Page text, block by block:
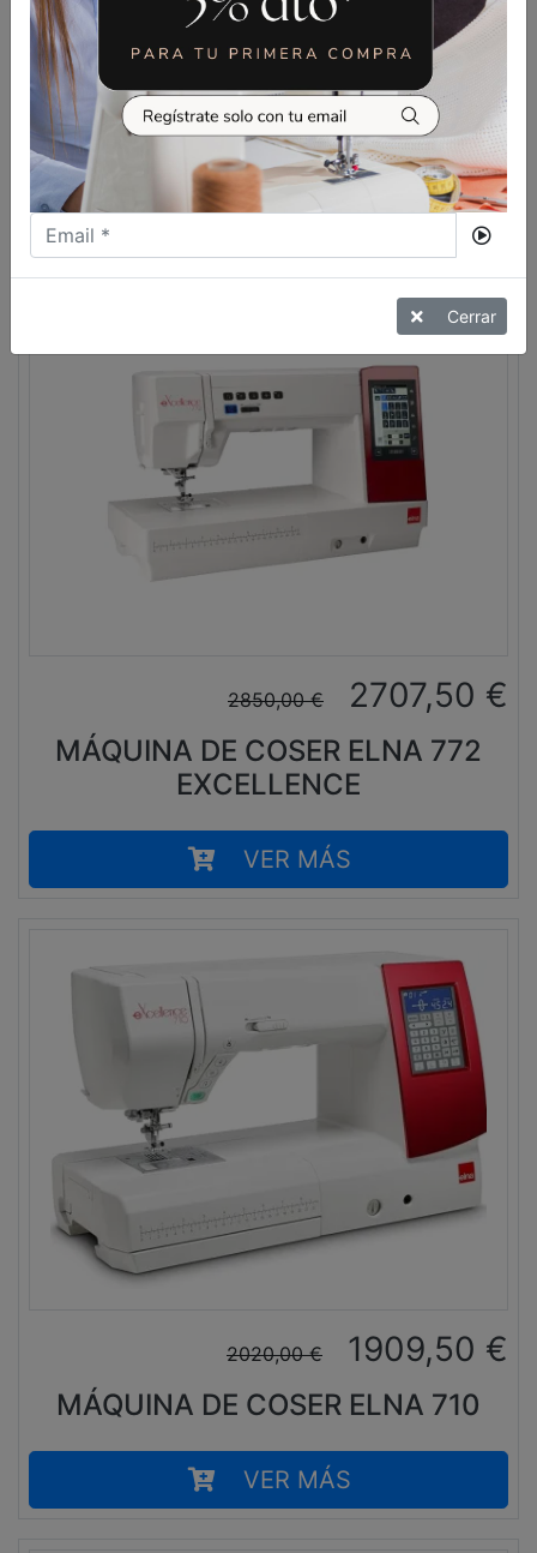
699,00
€ 549,00
MÁQUINA DE COSER PFAFF
SMARTER 260C
VER MÁS
2850,00 € 2707,50 €
MÁQUINA DE COSER ELNA 772
EXCELLENCE
VER MÁS
2020,00 € 1909,50 €
MÁQUINA DE COSER ELNA 710
VER MÁS
Cerrar